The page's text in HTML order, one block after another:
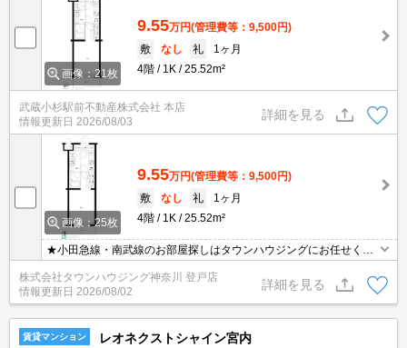
画像：21枚
9.55万円(管理費等：9,500円)
敷
なし 礼
1ヶ月
4階
1K 25.52m²
武蔵小杉駅前不動産株式会社 本店
情報更新日 2026/08/03
詳細を見る
画像：25枚
9.55万円(管理費等：9,500円)
敷
なし 礼
1ヶ月
4階
1K 25.52m²
★小田急線・南武線のお部屋探しはタウンハウジングにお任せくだ
株式会社タウンハウジング神奈川 登戸店
情報更新日 2026/08/02
詳細を見る
賃貸マンション レオネクストシャイン宮内